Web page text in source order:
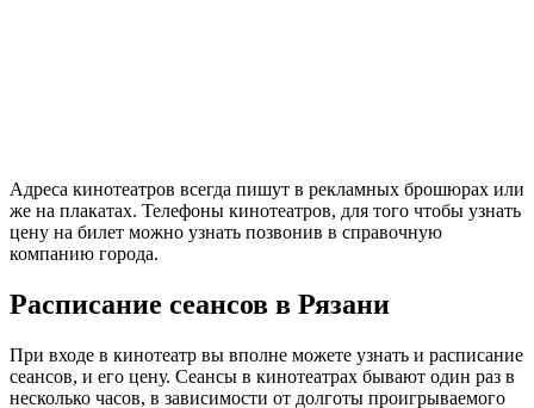
Адреса кинотеатров всегда пишут в рекламных брошюрах или
же на плакатах. Телефоны кинотеатров, для того чтобы узнать
цену на билет можно узнать позвонив в справочную
компанию города.
Расписание сеансов в Рязани
При входе в кинотеатр вы вполне можете узнать и расписание
сеансов, и его цену. Сеансы в кинотеатрах бывают один раз в
несколько часов, в зависимости от долготы проигрываемого